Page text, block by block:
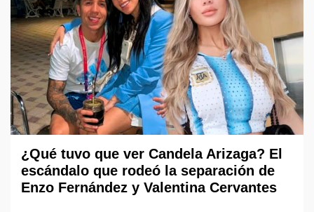
¿Qué tuvo que ver Candela Arizaga? El
escándalo que rodeó la separación de
Enzo Fernández y Valentina Cervantes